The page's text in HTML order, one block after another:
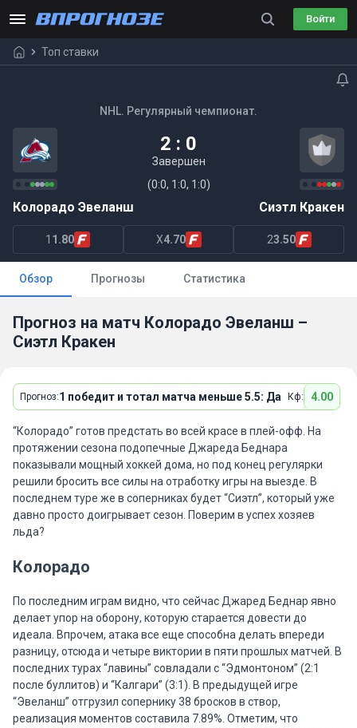
Войти
Топ ставки
NHL. Регулярный чемпионат.
2 : 0
Завершен
(0:0, 1:0, 1:0)
Колорадо Эвеланш Сиэтл Кракен
1 1.80 X4.70 23.50
Обзор Прогнозы Статистика
Прогноз на матч Колорадо Эвеланш –
Сиэтл Кракен
Прогноз:1 победит и тотал матча меньше 5.5: Да Кф: 4.00
“Колорадо” готов предстать во всей красе в плей-офф. На
протяжении сезона подопечные Джареда Беднара
показывали мощный хоккей дома, но под конец регулярки
решили бросить все силы на отработку игры на выезде. В
последнем туре же в соперниках будет “Сиэтл”, который уже
давно просто доигрывает сезон. Поверим в успех хозяев
льда?
Колорадо
По последним играм видно, что сейчас Джаред Беднар явно
делает упор на оборону, которую старается довести до
идеала. Впрочем, атака все еще способна делать впереди
разницу, отсюда и четыре виктории в пяти прошлых матчей. В
последних турах “лавины” совладали с “Эдмонтоном” (2:1
после буллитов) и “Калгари” (3:1). В предыдущей игре
“Эвеланш” отгрузил сопернику 38 бросков в створ,
реализация моментов составила 7.89%. Отметим, что